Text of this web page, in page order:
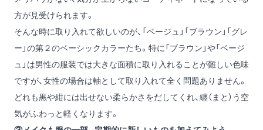
方が見受けられます。
そんな時に取り入れて欲しいのが、「ベージュ」「ブラウン」「グレ
ー」の第２のベーシックカラーたち。特に「ブラウン」や「ベージ
ュ」は男性の服装では大きな面積に取り入れることが難しい色味
ですが、女性の場合は軸として取り入れて全く問題ありません。
どれも黒や紺には出せない柔らかさをだしてくれ、纏（まと）う空
気がふわっと軽くなります。